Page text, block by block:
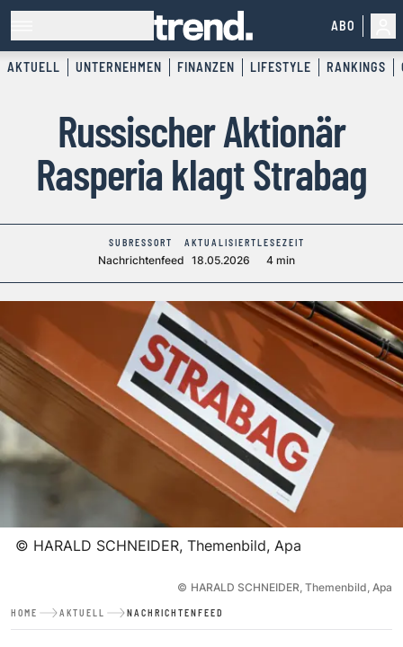
ABO
AKTUELL UNTERNEHMEN FINANZEN LIFESTYLE RANKINGS
Russischer Aktionär
Rasperia klagt Strabag
SUBRESSORT
Nachrichtenfeed
AKTUALISIERT
18.05.2026
LESEZEIT
4 min
© HARALD SCHNEIDER, Themenbild, Apa
© HARALD SCHNEIDER, Themenbild, Apa
HOME AKTUELL NACHRICHTENFEED